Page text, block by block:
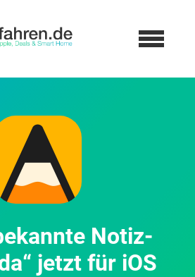
Notiz-
jetzt für iOS